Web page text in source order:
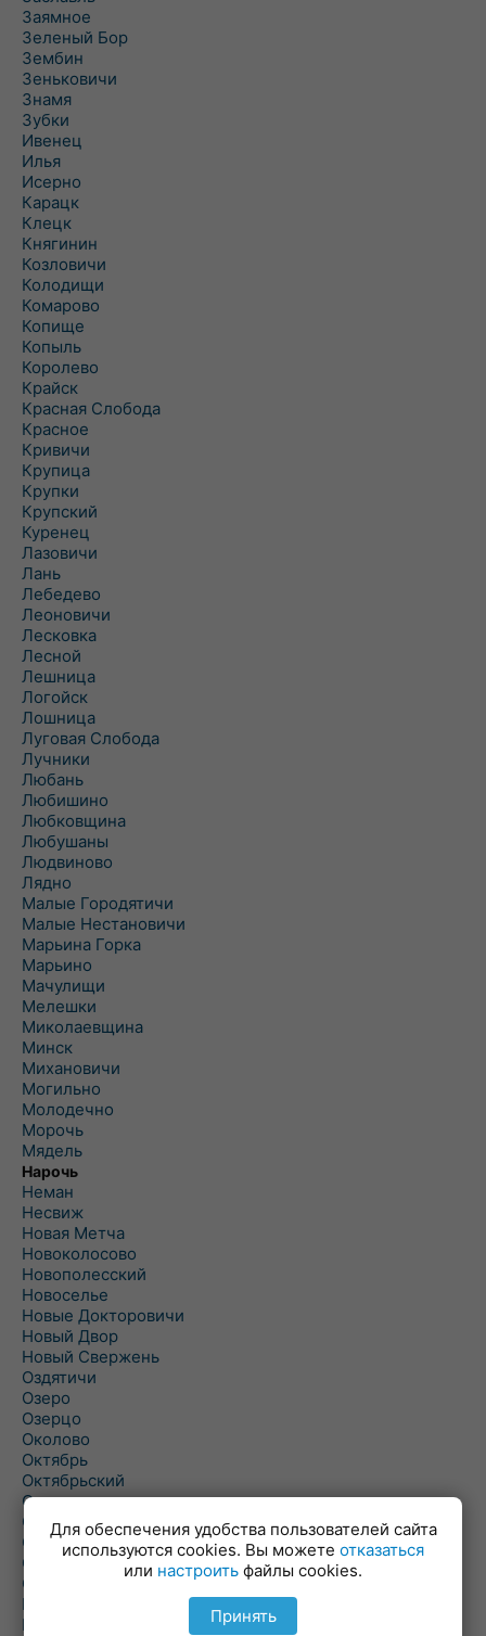
Заямное
Зеленый Бор
Зембин
Зеньковичи
Знамя
Зубки
Ивенец
Илья
Исерно
Карацк
Клецк
Княгинин
Козловичи
Колодищи
Комарово
Копище
Копыль
Королево
Крайск
Красная Слобода
Красное
Кривичи
Крупица
Крупки
Крупский
Куренец
Лазовичи
Лань
Лебедево
Леоновичи
Лесковка
Лесной
Лешница
Логойск
Лошница
Луговая Слобода
Лучники
Любань
Любишино
Любковщина
Любушаны
Людвиново
Лядно
Малые Городятичи
Малые Нестановичи
Марьина Горка
Марьино
Мачулищи
Мелешки
Миколаевщина
Минск
Михановичи
Могильно
Молодечно
Морочь
Мядель
Нарочь
Неман
Несвиж
Новая Метча
Новоколосово
Новополесский
Новоселье
Новые Докторовичи
Новый Двор
Новый Свержень
Оздятичи
Озеро
Озерцо
Околово
Октябрь
Октябрьский
Олехновичи
Омговичи
Оношки
Осовец
Острошицкий Городок
Пасека
Пастовичи
Для обеспечения удобства пользователей сайта
используются cookies. Вы можете отказаться
или настроить файлы cookies.
Принять